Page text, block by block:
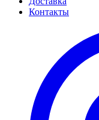
Контакты